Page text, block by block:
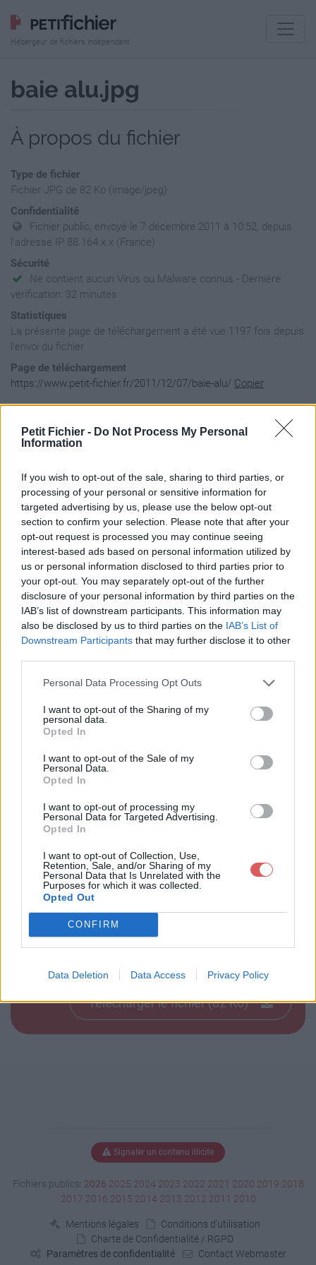
Petit Fichier - Do Not Process My Personal
Information
If you wish to opt-out of the sale, sharing to third parties, or
processing of your personal or sensitive information for
targeted advertising by us, please use the below opt-out
section to confirm your selection. Please note that after your
opt-out request is processed you may continue seeing
interest-based ads based on personal information utilized by
us or personal information disclosed to third parties prior to
your opt-out. You may separately opt-out of the further
disclosure of your personal information by third parties on the
IAB’s list of downstream participants. This information may
also be disclosed by us to third parties on the IAB’s List of
Downstream Participants that may further disclose it to other
Personal Data Processing Opt Outs
I want to opt-out of the Sharing of my
personal data.
Opted In
I want to opt-out of the Sale of my
Personal Data.
Opted In
I want to opt-out of processing my
Personal Data for Targeted Advertising.
Opted In
I want to opt-out of Collection, Use,
Retention, Sale, and/or Sharing of my
Personal Data that Is Unrelated with the
Purposes for which it was collected.
Opted Out
CONFIRM
Data Deletion Data Access Privacy Policy
Hébergeur de fichiers indépendant
baie alu.jpg
À propos du fichier
Type de fichier
Fichier JPG de 82 Ko (image/jpeg)
Confidentialité
Fichier public, envoyé le 7 décembre 2011 à 10:52, depuis
l'adresse IP 88.164.x.x (France)
Sécurité
Ne contient aucun Virus ou Malware connus - Dernière
vérification: 32 minutes
Statistiques
La présente page de téléchargement a été vue 1197 fois depuis
l'envoi du fichier
Page de téléchargement
https://www.petit-fichier.fr/2011/12/07/baie-alu/ Copier
Aperçu du fichier
Partager le fichier baie alu.jpg
sur le Web et les réseaux
sociaux:
Télécharger le fichier baie alu.jpg
Télécharger baie alu.jpg
Télécharger le fichier (82 Ko)
Signaler un contenu illicite
Fichiers publics: 2026 2025 2024 2023 2022 2021 2020 2019 2018
2017 2016 2015 2014 2013 2012 2011 2010
Mentions légales
Conditions d'utilisation
Charte de Confidentialité / RGPD
Paramètres de confidentialité
Contact Webmaster